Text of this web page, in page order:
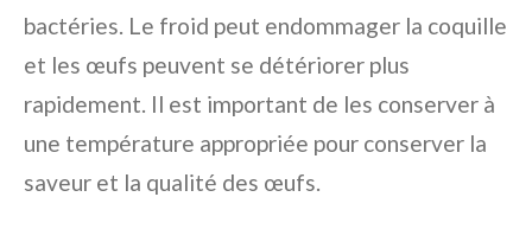
bactéries. Le froid peut endommager la coquille
et les œufs peuvent se détériorer plus
rapidement. Il est important de les conserver à
une température appropriée pour conserver la
saveur et la qualité des œufs.